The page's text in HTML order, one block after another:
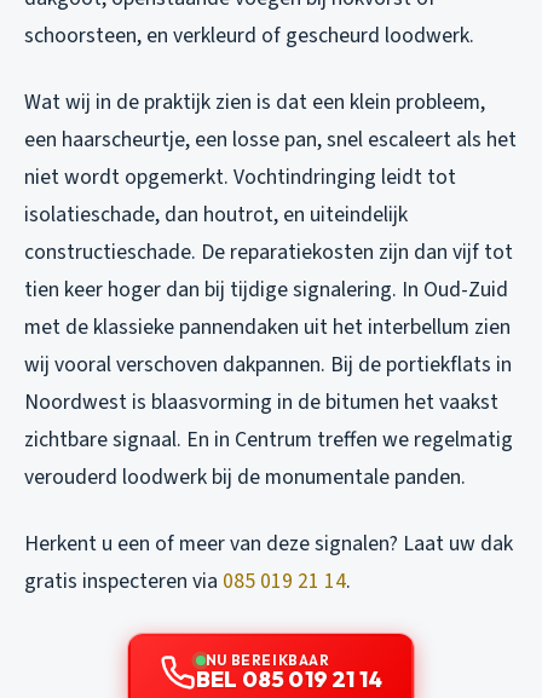
schoorsteen, en verkleurd of gescheurd loodwerk.
Wat wij in de praktijk zien is dat een klein probleem,
een haarscheurtje, een losse pan, snel escaleert als het
niet wordt opgemerkt. Vochtindringing leidt tot
isolatieschade, dan houtrot, en uiteindelijk
constructieschade. De reparatiekosten zijn dan vijf tot
tien keer hoger dan bij tijdige signalering. In Oud-Zuid
met de klassieke pannendaken uit het interbellum zien
wij vooral verschoven dakpannen. Bij de portiekflats in
Noordwest is blaasvorming in de bitumen het vaakst
zichtbare signaal. En in Centrum treffen we regelmatig
verouderd loodwerk bij de monumentale panden.
Herkent u een of meer van deze signalen? Laat uw dak
gratis inspecteren via 085 019 21 14.
NU BEREIKBAAR
BEL 085 019 21 14